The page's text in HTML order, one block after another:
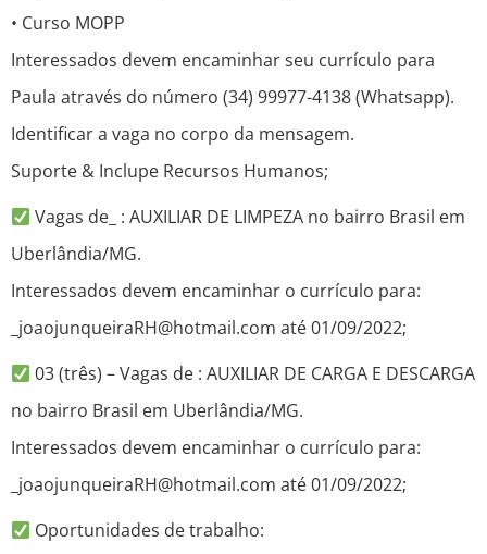
• Curso MOPP
Interessados devem encaminhar seu currículo para
Paula através do número (34) 99977-4138 (Whatsapp).
Identificar a vaga no corpo da mensagem.
Suporte & Inclupe Recursos Humanos;
Vagas de_ : AUXILIAR DE LIMPEZA no bairro Brasil em
Uberlândia/MG.
Interessados devem encaminhar o currículo para:
_joaojunqueiraRH@hotmail.com até 01/09/2022;
03 (três) – Vagas de : AUXILIAR DE CARGA E DESCARGA
no bairro Brasil em Uberlândia/MG.
Interessados devem encaminhar o currículo para:
_joaojunqueiraRH@hotmail.com até 01/09/2022;
Oportunidades de trabalho: